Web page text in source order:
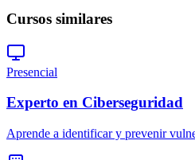
Cursos similares
Presencial
Experto en Ciberseguridad
Aprende a identificar y prevenir